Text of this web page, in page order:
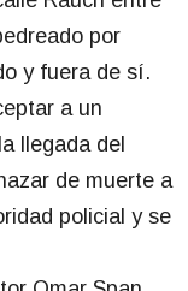
por
y fuera de sí.
a un
llegada del
de muerte a
policial y se